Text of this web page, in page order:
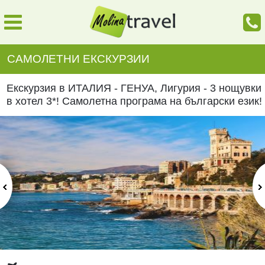
САМОЛЕТНИ ЕКСКУРЗИИ
Екскурзия в ИТАЛИЯ - ГЕНУА, Лигурия - 3 нощувки
в хотел 3*! Самолетна програма на български език!